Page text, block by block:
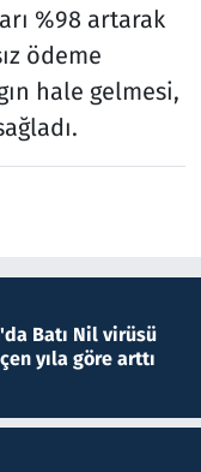
%98 artarak
ödeme
hale gelmesi,
Batı Nil virüsü
yıla göre arttı